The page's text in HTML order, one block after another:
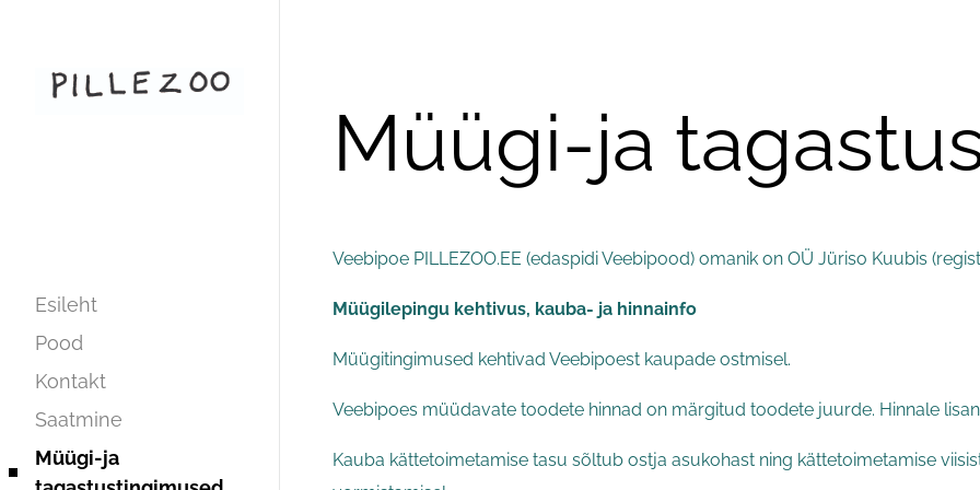
Esileht
Pood
Kontakt
Saatmine
Müügi-ja
Müügi-ja
Veebipoe PILLEZOO.EE (edaspidi Veebipood) omanik on OÜ Jüriso Kuubis
Müügilepingu kehtivus, kauba- ja hinnainfo
Müügitingimused kehtivad Veebipoest kaupade ostmisel.
Veebipoes müüdavate toodete hinnad on märgitud toodete juurde. Hinnale
Kauba kättetoimetamise tasu sõltub ostja asukohast ning kättetoimetamise